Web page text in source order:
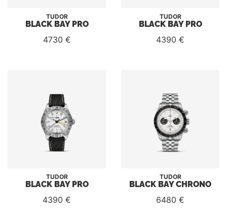
TUDOR
BLACK BAY PRO
4730 €
TUDOR
BLACK BAY PRO
4390 €
TUDOR
BLACK BAY PRO
4390 €
TUDOR
BLACK BAY CHRONO
6480 €